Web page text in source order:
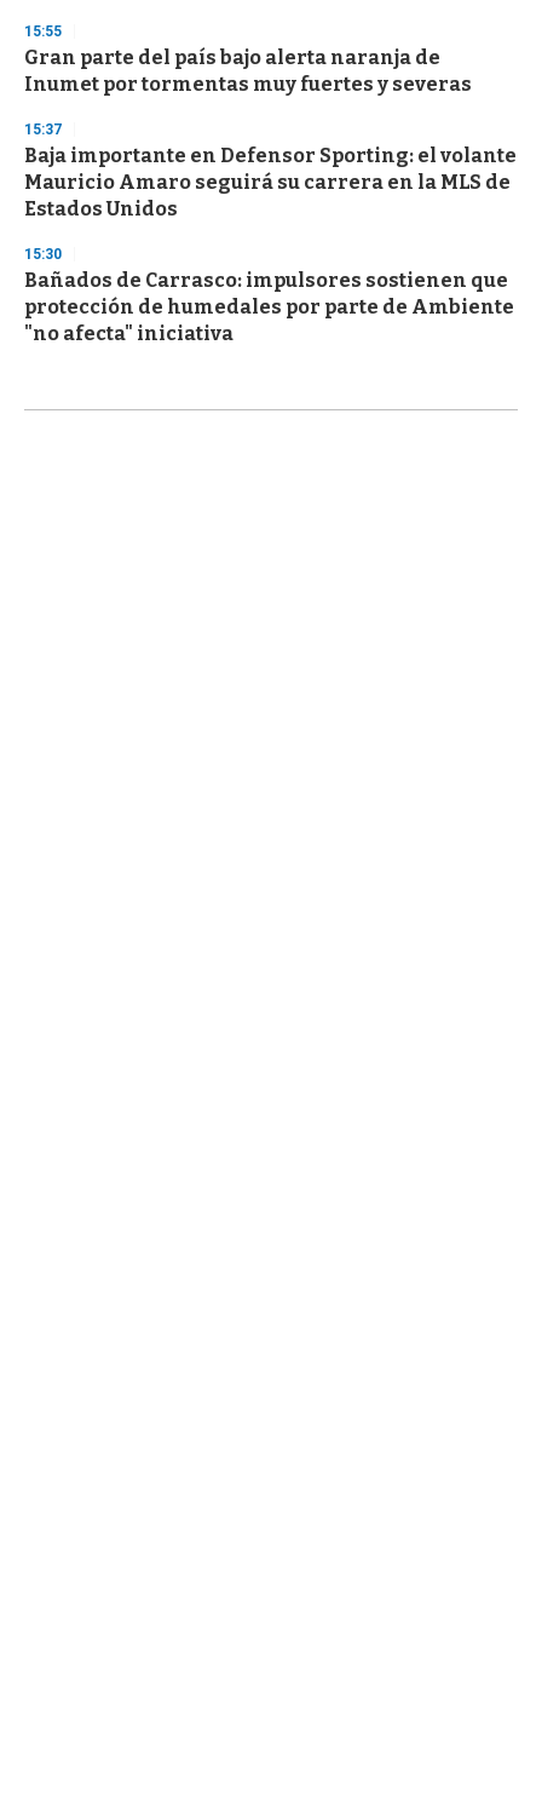
15:55
Gran parte del país bajo alerta naranja de
Inumet por tormentas muy fuertes y severas
15:37
Baja importante en Defensor Sporting: el volante
Mauricio Amaro seguirá su carrera en la MLS de
Estados Unidos
15:30
Bañados de Carrasco: impulsores sostienen que
protección de humedales por parte de Ambiente
"no afecta" iniciativa